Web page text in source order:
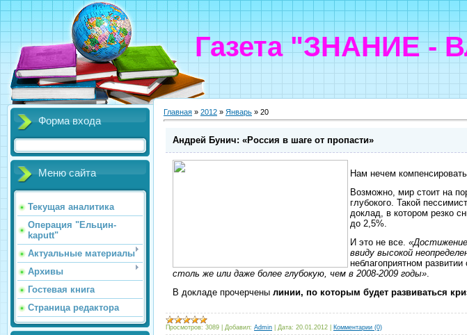
Газета "ЗНАНИЕ -
Форма входа
Меню сайта
Текущая аналитика
Операция "Ельцин-
kaputt"
Актуальные материалы
Архивы
Гостевая книга
Страница редактора
Главная » 2012 » Январь » 20
Андрей Бунич: «Россия в шаге от пропасти»
Нам нечем
Возможно, мир стоит на
глубокого. Такой
доклад, в котором резко
до 2,5%.
И это не все.
ввиду высокой
неблагоприятном
столь же или даже более глубокую, чем в 2008-2009 годы»
В докладе прочерчены линии, по которым будет развиваться
Просмотров: 3089 Добавил: Admin Дата: 20.01.2012 Комментарии (0)